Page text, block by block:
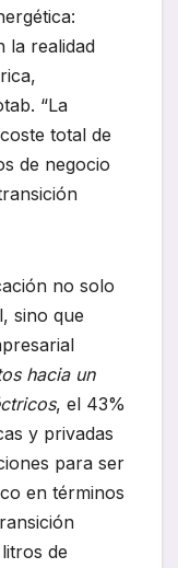
la realidad
“La
total de
de negocio
no solo
sino que
hacia un
, el 43%
y privadas
para ser
en términos
de